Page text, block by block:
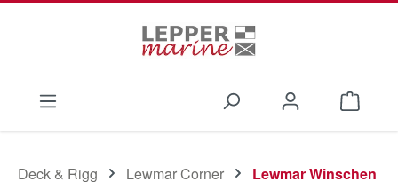
Deck & Rigg Lewmar Corner Lewmar Winschen